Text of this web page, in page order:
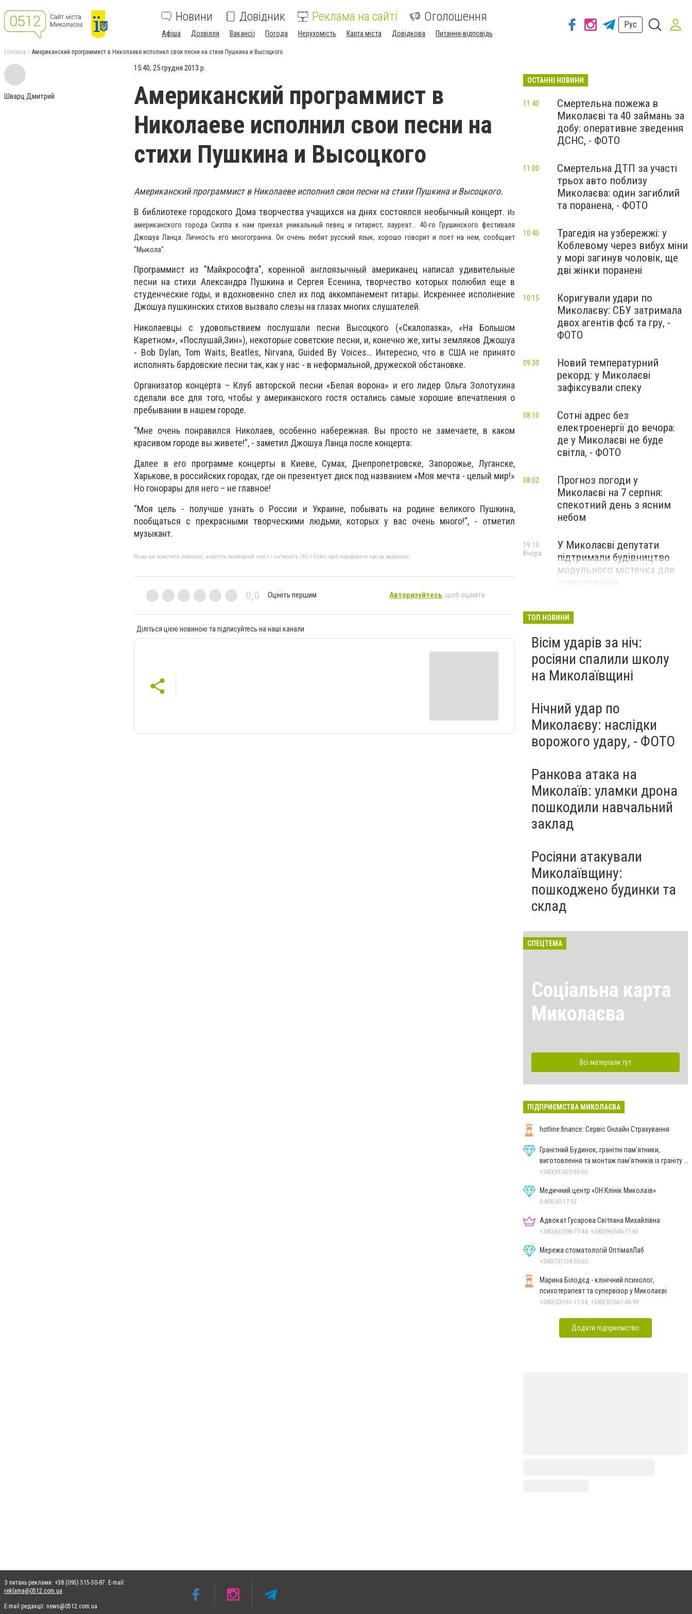
Новини Довідник Реклама на сайті Оголошення
Афіша Дозвілля Вакансії Погода Нерухомість Карта міста Довідкова Питання-відповідь
Рус
Головна Американский программист в Николаеве исполнил свои песни на стихи Пушкина и Высоцкого
Шварц Дмитрий
15:40, 25 грудня 2013 р.
Американский программист в
Николаеве исполнил свои песни на
стихи Пушкина и Высоцкого
Американский программист в Николаеве исполнил свои песни на стихи Пушкина и Высоцкого.
В библиотеке городского Дома творчества учащихся на днях состоялся необычный концерт. Из
американского города Сиэтла к нам приехал уникальный певец и гитарист, лауреат... 40-го Грушинского фестиваля
Джошуа Ланца. Личность его многогранна. Он очень любит русский язык, хорошо говорит и поет на нем, сообщает
"Мыкола".
Программист из "Майкрософта", коренной англоязычный американец написал удивительные
песни на стихи Александра Пушкина и Сергея Есенина, творчество которых полюбил еще в
студенческие годы, и вдохновенно спел их под аккомпанемент гитары. Искреннее исполнение
Джошуа пушкинских стихов вызвало слезы на глазах многих слушателей.
Николаевцы с удовольствием послушали песни Высоцкого («Скалолазка», «На Большом
Каретном», «Послушай,Зин»), некоторые советские песни, и, конечно же, хиты земляков Джошуа
- Bob Dylan, Tom Waits, Beatles, Nirvana, Guided By Voices… Интересно, что в США не принято
исполнять бардовские песни так, как у нас - в неформальной, дружеской обстановке.
Организатор концерта – Клуб авторской песни «Белая ворона» и его лидер Ольга Золотухина
сделали все для того, чтобы у американского гостя остались самые хорошие впечатления о
пребывании в нашем городе.
“Мне очень понравился Николаев, особенно набережная. Вы просто не замечаете, в каком
красивом городе вы живете!”, - заметил Джошуа Ланца после концерта:
Далее в его программе концерты в Киеве, Сумах, Днепропетровске, Запорожье, Луганске,
Харькове, в российских городах, где он презентует диск под названием «Моя мечта - целый мир!»
Но гонорары для него – не главное!
“Моя цель - получше узнать о России и Украине, побывать на родине великого Пушкина,
пообщаться с прекрасными творческими людьми, которых у вас очень много!”, - отметил
музыкант.
Якщо ви помітили помилку, виділіть необхідний текст і натисніть Ctrl + Enter, щоб повідомити про це редакцію
0,0 Оцініть першим Авторизуйтесь, щоб оцінити
Діліться цією новиною та підписуйтесь на наші канали
ОСТАННІ НОВИНИ
Смертельна пожежа в
Миколаєві та 40 займань за
добу: оперативне зведення
ДСНС, - ФОТО
11:40
Смертельна ДТП за участі
трьох авто поблизу
Миколаєва: один загиблий
та поранена, - ФОТО
11:00
Трагедія на узбережжі: у
Коблевому через вибух міни
у морі загинув чоловік, ще
дві жінки поранені
10:40
Коригували удари по
Миколаєву: СБУ затримала
двох агентів фсб та гру, -
ФОТО
10:15
Новий температурний
рекорд: у Миколаєві
зафіксували спеку
09:30
Сотні адрес без
електроенергії до вечора:
де у Миколаєві не буде
світла, - ФОТО
08:10
Прогноз погоди у
Миколаєві на 7 серпня:
спекотний день з ясним
небом
08:02
У Миколаєві депутати
підтримали будівництво
модульного містечка для
19:10
Вчора
ТОП НОВИНИ
Вісім ударів за ніч:
росіяни спалили школу
на Миколаївщині
Нічний удар по
Миколаєву: наслідки
ворожого удару, - ФОТО
Ранкова атака на
Миколаїв: уламки дрона
пошкодили навчальний
заклад
Росіяни атакували
Миколаївщину:
пошкоджено будинки та
склад
СПЕЦТЕМА
Соціальна карта
Миколаєва
Всі матеріали тут
ПІДПРИЄМСТВА МИКОЛАЄВА
hotline.finance: Сервіс Онлайн Страхування
Гранітний Будинок, гранітні пам'ятники,
виготовлення та монтаж пам'ятників із граніту в
Миколаєві
+380(93)620-65-65
Медичний центр «ОН Клінік Миколаїв»
0-800-30-17-33
Адвокат Гусарова Світлана Михайлівна
+380(63)398-77-44, +380(96)540-77-63
Мережа стоматологій ОптімалЛаб
+380(73)124-55-65
Марина Білодєд - клінічний психолог,
психотерапевт та супервізор у Миколаєві
+380(50)161-11-34, +380(93)667-46-99
Додати підприємство
З питань реклами: +38 (095) 515-50-87. E-mail:
reklama@0512.com.ua
E-mail редакції: news@0512.com.ua